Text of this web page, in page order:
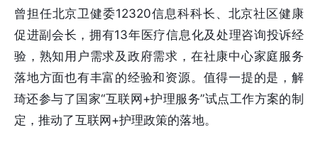
曾担任北京卫健委12320信息科科长、北京社区健康
促进副会长，拥有13年医疗信息化及处理咨询投诉经
验，熟知用户需求及政府需求，在社康中心家庭服务
落地方面也有丰富的经验和资源。值得一提的是，解
琦还参与了国家“互联网+护理服务”试点工作方案的制
定，推动了互联网+护理政策的落地。